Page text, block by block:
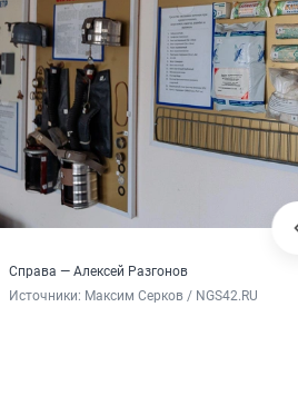
Справа — Алексей Разгонов
Источники: Максим Серков / NGS42.RU